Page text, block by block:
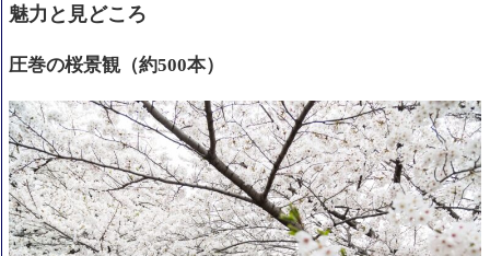
魅力と見どころ
圧巻の桜景観（約500本）